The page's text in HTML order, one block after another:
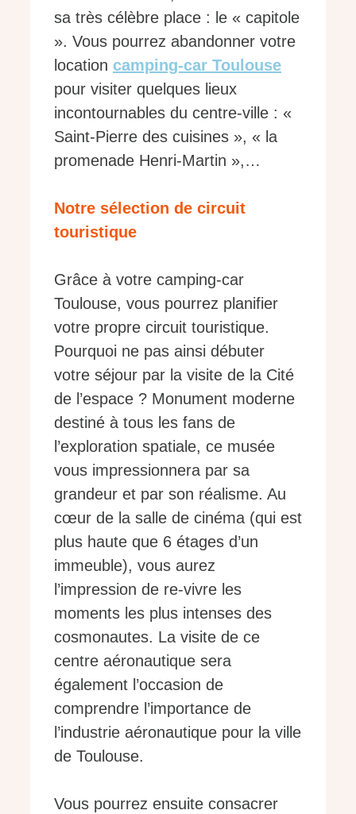
sa très célèbre place : le « capitole
». Vous pourrez abandonner votre
location camping-car Toulouse
pour visiter quelques lieux
incontournables du centre-ville : «
Saint-Pierre des cuisines », « la
promenade Henri-Martin »,…
Notre sélection de circuit
touristique
Grâce à votre camping-car
Toulouse, vous pourrez planifier
votre propre circuit touristique.
Pourquoi ne pas ainsi débuter
votre séjour par la visite de la Cité
de l’espace ? Monument moderne
destiné à tous les fans de
l’exploration spatiale, ce musée
vous impressionnera par sa
grandeur et par son réalisme. Au
cœur de la salle de cinéma (qui est
plus haute que 6 étages d’un
immeuble), vous aurez
l’impression de re-vivre les
moments les plus intenses des
cosmonautes. La visite de ce
centre aéronautique sera
également l’occasion de
comprendre l’importance de
l’industrie aéronautique pour la ville
de Toulouse.
Vous pourrez ensuite consacrer